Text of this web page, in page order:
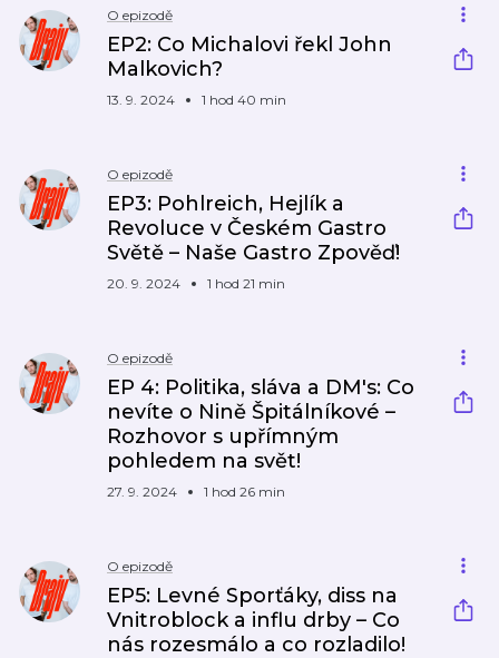
O epizodě
EP2: Co Michalovi řekl John
Malkovich?
13. 9. 2024 1 hod 40 min
O epizodě
EP3: Pohlreich, Hejlík a
Revoluce v Českém Gastro
Světě – Naše Gastro Zpověď!
20. 9. 2024 1 hod 21 min
O epizodě
EP 4: Politika, sláva a DM's: Co
nevíte o Nině Špitálníkové –
Rozhovor s upřímným
pohledem na svět!
27. 9. 2024 1 hod 26 min
O epizodě
EP5: Levné Sporťáky, diss na
Vnitroblock a influ drby – Co
nás rozesmálo a co rozladilo!